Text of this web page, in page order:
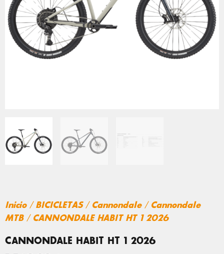
Inicio/ BICICLETAS/ Cannondale/ Cannondale
MTB/ CANNONDALE HABIT HT 1 2026
CANNONDALE HABIT HT 1 2026